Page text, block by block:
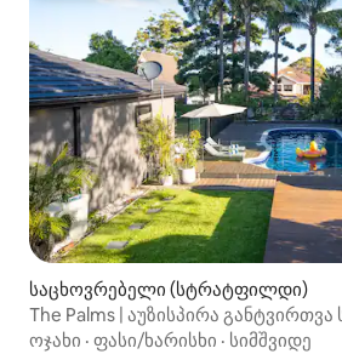
საცხოვრებელი (სტრატფილდი)
The Palms | აუზისპირა
ოჯახი · ფასი/ხარისხი · სიმშვიდე